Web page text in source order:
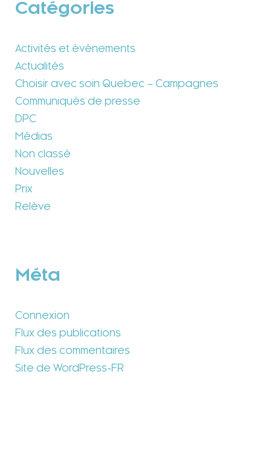
Catégories
Activités et événements
Actualités
Choisir avec soin Quebec – Campagnes
Communiqués de presse
DPC
Médias
Non classé
Nouvelles
Prix
Relève
Méta
Connexion
Flux des publications
Flux des commentaires
Site de WordPress-FR